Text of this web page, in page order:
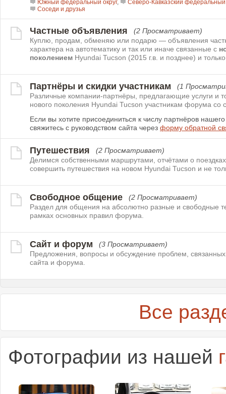
Южный федеральный округ,
Северо-Кавказский федеральный
Соседи и друзья
Частные объявления
(2 Просматривает)
Куплю, продам, обменяю или подарю — объявления
характера на автотематику и так или иначе связанные с
поколением Hyundai Tucson (2015 г.в. и позднее) и
Партнёры и скидки участникам
(1
Различные компании-партнёры, предлагающие услуги и
нового поколения Hyundai Tucson участникам форума со
Если вы хотите присоединиться к числу партнёров
свяжитесь с руководством сайта через форму обратной
Путешествия
(2 Просматривает)
Делимся собственными маршрутами, отчётами о
совершить путешествия на новом Hyundai Tucson и не
Свободное общение
(2 Просматривает)
Раздел для общения на абсолютно разные и свободные
рамках основных правил форума.
Сайт и форум
(3 Просматривает)
Предложения, вопросы и обсуждение проблем,
сайта и форума.
Все
Фотографии из нашей